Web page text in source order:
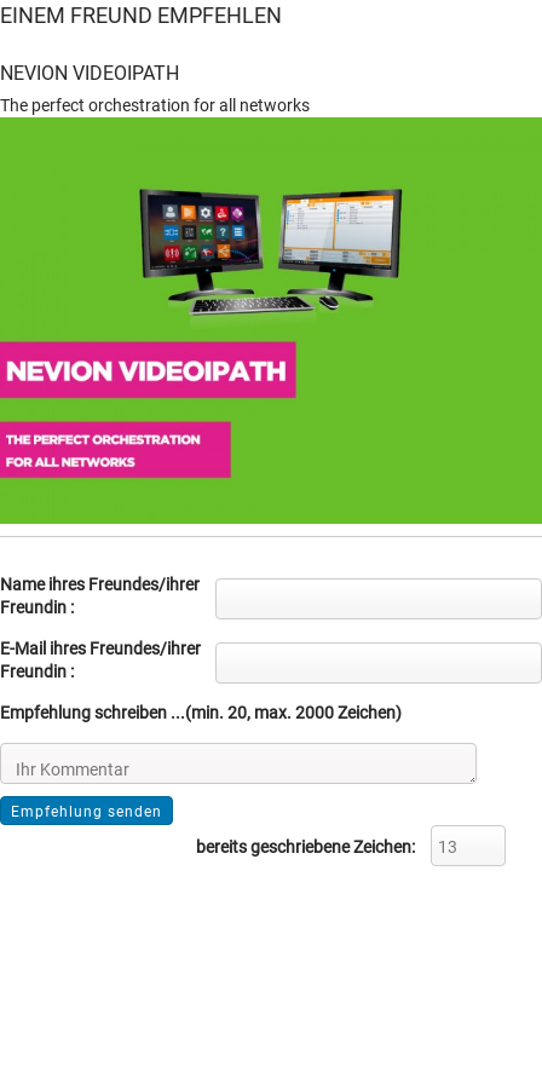
EINEM FREUND EMPFEHLEN
NEVION VIDEOIPATH
The perfect orchestration for all networks
Name ihres Freundes/ihrer
Freundin :
E-Mail ihres Freundes/ihrer
Freundin :
Empfehlung schreiben ...(min. 20, max. 2000 Zeichen)
bereits geschriebene Zeichen: